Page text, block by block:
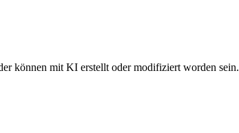
können mit KI erstellt oder modifiziert worden sein.